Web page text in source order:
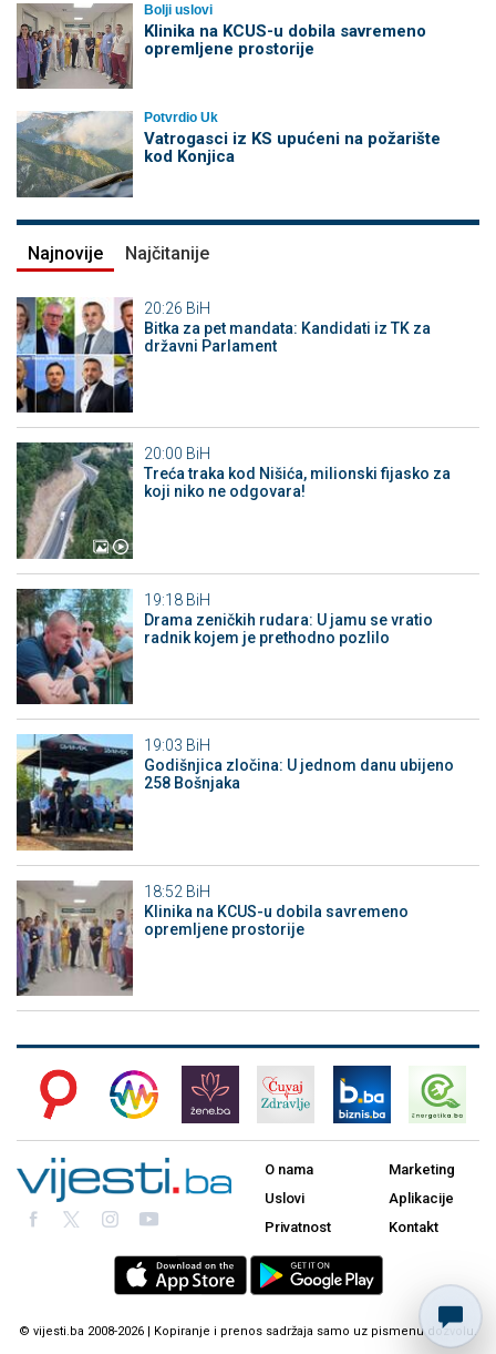
Bolji uslovi
Klinika na KCUS-u dobila savremeno
opremljene prostorije
Potvrdio Uk
Vatrogasci iz KS upućeni na požarište
kod Konjica
Najnovije Najčitanije
20:26 BiH
Bitka za pet mandata: Kandidati iz TK za
državni Parlament
20:00 BiH
Treća traka kod Nišića, milionski fijasko za
koji niko ne odgovara!
19:18 BiH
Drama zeničkih rudara: U jamu se vratio
radnik kojem je prethodno pozlilo
19:03 BiH
Godišnjica zločina: U jednom danu ubijeno
258 Bošnjaka
18:52 BiH
Klinika na KCUS-u dobila savremeno
opremljene prostorije
O nama
Uslovi
Privatnost
Marketing
Aplikacije
Kontakt
© vijesti.ba 2008-2026 | Kopiranje i prenos sadržaja samo uz pismenu dozvolu.